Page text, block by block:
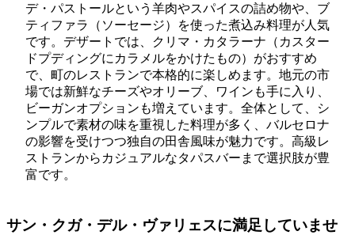
デ・パストールという羊肉やスパイスの詰め物や、ブ
ティファラ（ソーセージ）を使った煮込み料理が人気
です。デザートでは、クリマ・カタラーナ（カスター
ドプディングにカラメルをかけたもの）がおすすめ
で、町のレストランで本格的に楽しめます。地元の市
場では新鮮なチーズやオリーブ、ワインも手に入り、
ビーガンオプションも増えています。全体として、シ
ンプルで素材の味を重視した料理が多く、バルセロナ
の影響を受けつつ独自の田舎風味が魅力です。高級レ
ストランからカジュアルなタパスバーまで選択肢が豊
富です。
サン・クガ・デル・ヴァリェスに満足していませ